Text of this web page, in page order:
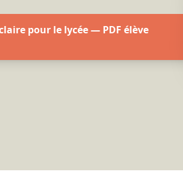
pour le lycée — PDF élève